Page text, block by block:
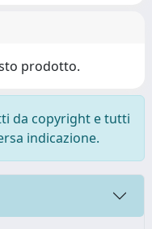
prodotto.
da copyright e tutti
indicazione.